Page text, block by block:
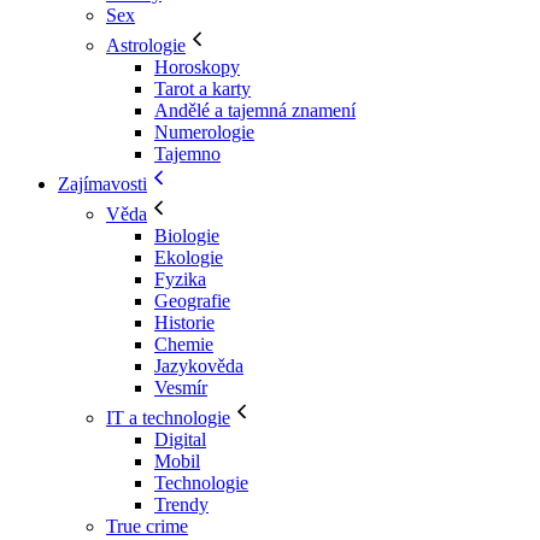
Sex
Astrologie
Horoskopy
Tarot a karty
Andělé a tajemná znamení
Numerologie
Tajemno
Zajímavosti
Věda
Biologie
Ekologie
Fyzika
Geografie
Historie
Chemie
Jazykověda
Vesmír
IT a technologie
Digital
Mobil
Technologie
Trendy
True crime